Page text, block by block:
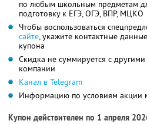
по любым школьным предметам
подготовку к ЕГЭ, ОГЭ, ВПР, МЦКО
Чтобы воспользоваться
сайте, укажите контактные
купона
Скидка не суммируется с
компании
Канал в Telegram
Информацию по условиям акции
Купон действителен по 1 апреля